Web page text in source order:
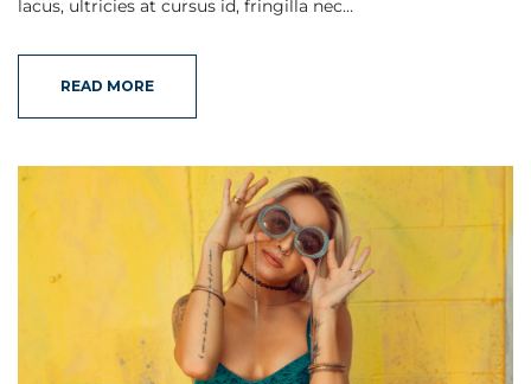
lacus, ultricies at cursus id, fringilla nec…
READ MORE